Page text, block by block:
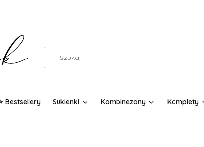
Bestsellery Sukienki Kombinezony Komplety